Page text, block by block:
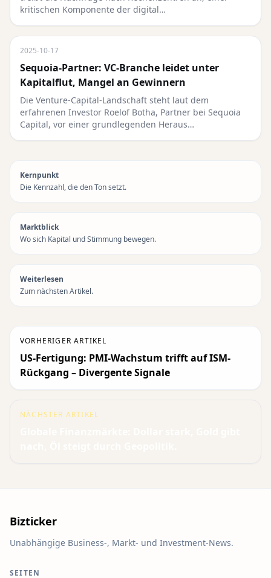
kritischen Komponente der digital…
2025-10-17
Sequoia-Partner: VC-Branche leidet unter
Kapitalflut, Mangel an Gewinnern
Die Venture-Capital-Landschaft steht laut dem
erfahrenen Investor Roelof Botha, Partner bei Sequoia
Capital, vor einer grundlegenden Heraus…
Kernpunkt
Die Kennzahl, die den Ton setzt.
Marktblick
Wo sich Kapital und Stimmung bewegen.
Weiterlesen
Zum nächsten Artikel.
VORHERIGER ARTIKEL
US-Fertigung: PMI-Wachstum trifft auf ISM-
Rückgang – Divergente Signale
NÄCHSTER ARTIKEL
Bizticker
Unabhängige Business-, Markt- und Investment-News.
SEITEN